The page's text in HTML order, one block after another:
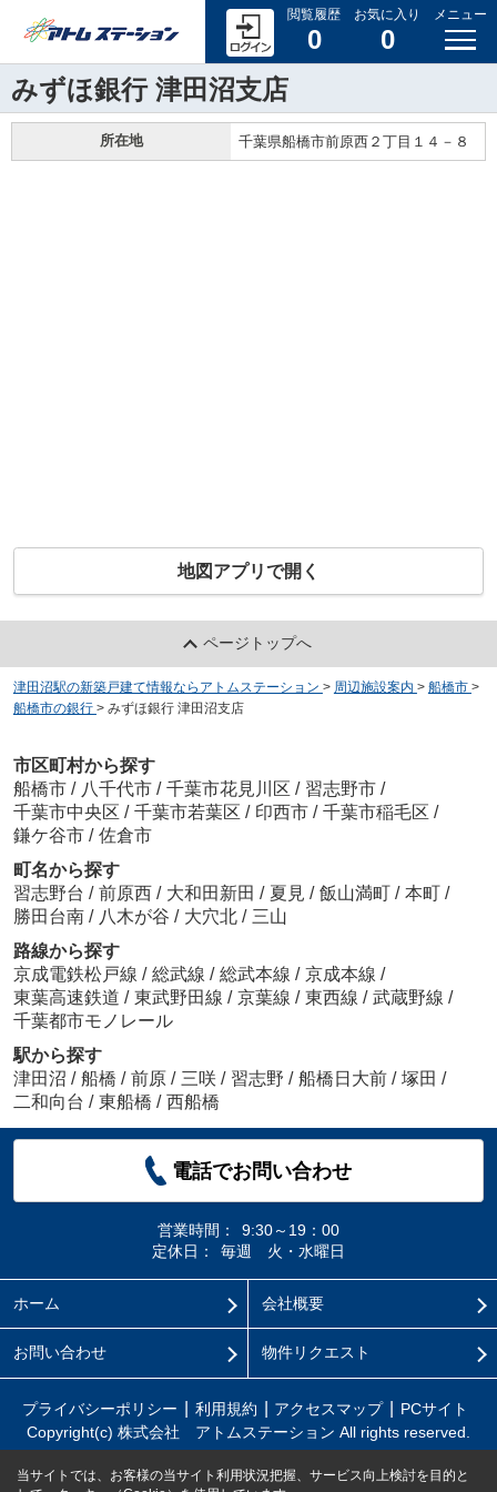
閲覧履歴
0
お気に入り
0
メニュー
みずほ銀行 津田沼支店
所在地 千葉県船橋市前原西２丁目１４－８
地図アプリで開く
ページトップへ
津田沼駅の新築戸建て情報ならアトムステーション > 周辺施設案内 > 船橋市 >
船橋市の銀行 > みずほ銀行 津田沼支店
市区町村から探す
船橋市 / 八千代市 / 千葉市花見川区 / 習志野市 /
千葉市中央区 / 千葉市若葉区 / 印西市 / 千葉市稲毛区 /
鎌ケ谷市 / 佐倉市
町名から探す
習志野台 / 前原西 / 大和田新田 / 夏見 / 飯山満町 / 本町 /
勝田台南 / 八木が谷 / 大穴北 / 三山
路線から探す
京成電鉄松戸線 / 総武線 / 総武本線 / 京成本線 /
東葉高速鉄道 / 東武野田線 / 京葉線 / 東西線 / 武蔵野線 /
千葉都市モノレール
駅から探す
津田沼 / 船橋 / 前原 / 三咲 / 習志野 / 船橋日大前 / 塚田 /
二和向台 / 東船橋 / 西船橋
電話でお問い合わせ
営業時間：
9:30～19：00
定休日：
毎週 火・水曜日
ホーム 会社概要
お問い合わせ 物件リクエスト
プライバシーポリシー 利用規約 アクセスマップ
PCサイト
Copyright(c) 株式会社 アトムステーション All rights reserved.
当サイトでは、お客様の当サイト利用状況把握、サービス向上検討を目的と